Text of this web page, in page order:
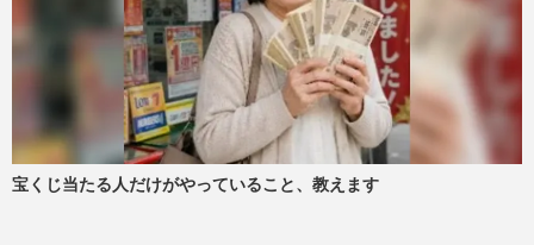
宝くじ当たる人だけがやっていること、教えます